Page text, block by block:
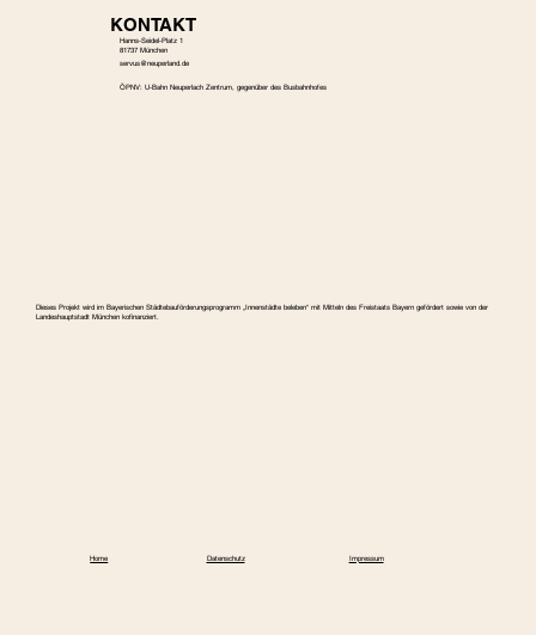
KONTAKT
Hanns-Seidel-Platz 1
81737 München
servus@neuperland.de
ÖPNV: U-Bahn Neuperlach Zentrum, gegenüber des Busbahnhofes
Dieses Projekt wird im Bayerischen Städtebauförderungspro­gramm „Innenstädte beleben“ mit Mitteln des Freistaats Bayern gefördert sowie von der
Landeshauptstadt München kofinanziert.
Home Datenschutz Impressum